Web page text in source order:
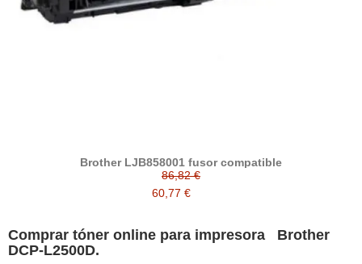
Brother LJB858001 fusor compatible
86,82 €
60,77 €
Comprar tóner online para impresora Brother
DCP-L2500D.